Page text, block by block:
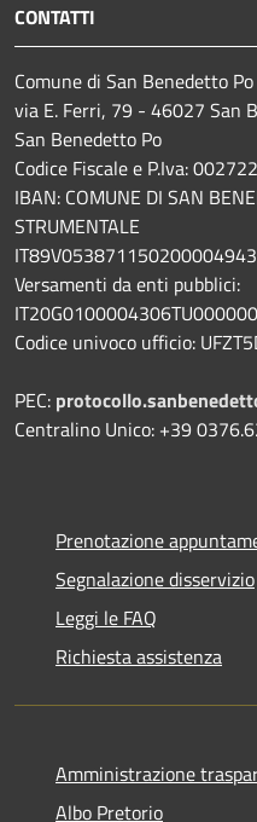
CONTATTI
Comune di San Benedetto Po
via E. Ferri, 79 - 46027 San
San Benedetto Po
Codice Fiscale e P.Iva:
IBAN: COMUNE DI SAN
STRUMENTALE
Versamenti da enti pubblici:
Codice univoco ufficio:
PEC:
Centralino Unico: +39
Prenotazione
Segnalazione disservizio
Leggi le FAQ
Richiesta assistenza
Amministrazione
Albo Pretorio